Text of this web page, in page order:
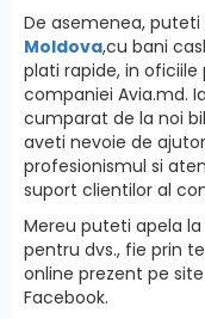
De asemenea,
Moldova,cu bani
plati rapide, in oficiile
companiei Avia.md.
cumparat de la noi
aveti nevoie de
profesionismul si
suport clientilor al
Mereu puteti apela
pentru dvs., fie prin
online prezent pe
Facebook.